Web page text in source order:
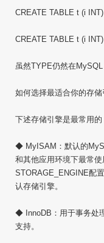
CREATE TABLE t (i
CREATE TABLE t (i
虽然TYPE仍然在MySQL
如何选择最适合你的存储
下述存储引擎是最常用的
◆ MyISAM：默认的
和其他应用环境下最常
STORAGE_ENGINE配
认存储引擎。
◆ InnoDB：用于事务处
支持。